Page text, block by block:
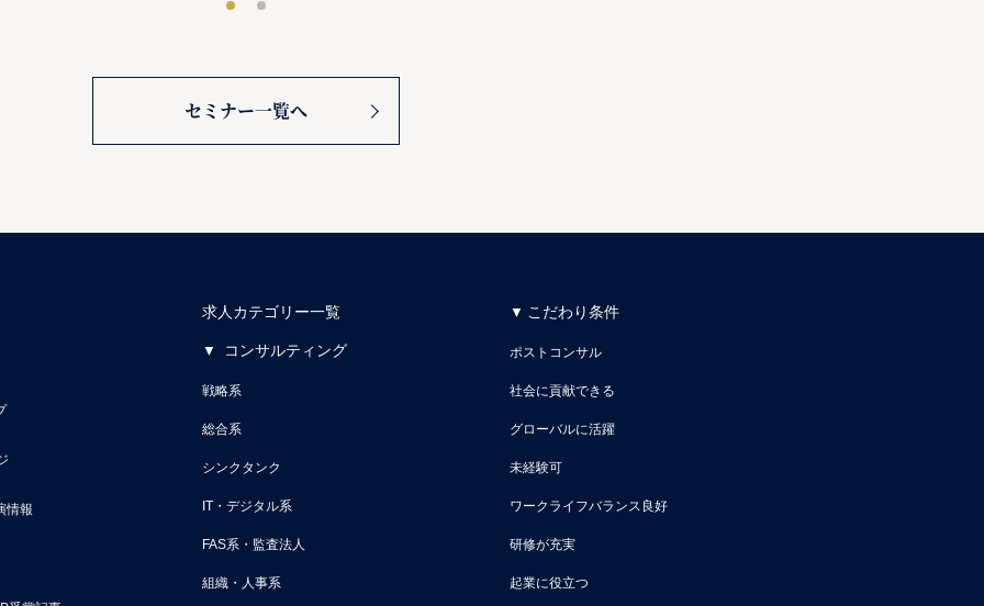
セミナー一覧へ
情報
求人カテゴリー一覧
コンサルティング
戦略系
総合系
シンクタンク
IT・デジタル系
FAS系・監査法人
組織・人事系
こだわり条件
ポストコンサル
社会に貢献できる
グローバルに活躍
未経験可
ワークライフバランス良好
研修が充実
起業に役立つ